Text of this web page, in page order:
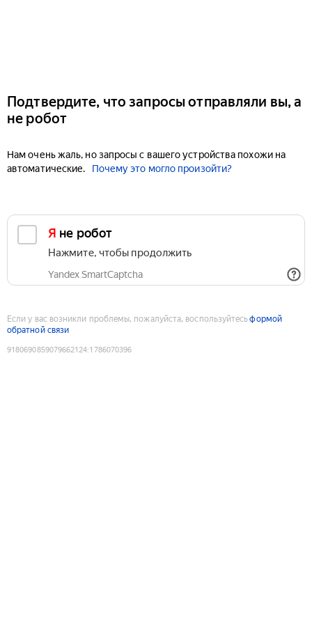
Подтвердите, что запросы отправляли вы, а
не робот
Нам очень жаль, но запросы с вашего устройства похожи на
автоматические.
Почему это могло произойти?
Я не робот
Нажмите, чтобы продолжить
Yandex SmartCaptcha
Если у вас возникли проблемы, пожалуйста, воспользуйтесьформой
обратной связи
9180690859079662124:1786070396